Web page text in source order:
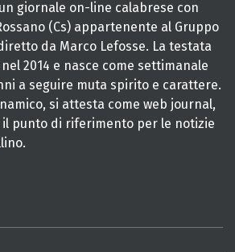
giornale on-line calabrese con
(Cs) appartenente al Gruppo
da Marco Lefosse. La testata
2014 e nasce come settimanale
a seguire muta spirito e carattere.
si attesta come web journal,
il punto di riferimento per le notizie